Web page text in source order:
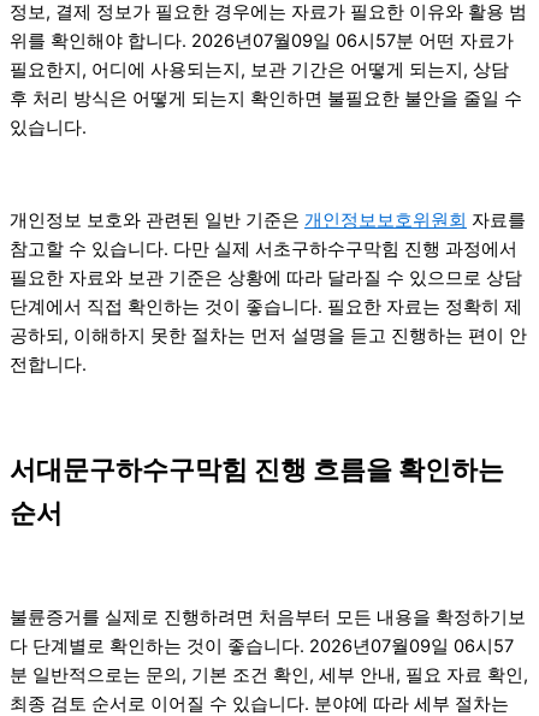
정보, 결제 정보가 필요한 경우에는 자료가 필요한 이유와 활용 범
위를 확인해야 합니다. 2026년07월09일 06시57분 어떤 자료가
필요한지, 어디에 사용되는지, 보관 기간은 어떻게 되는지, 상담
후 처리 방식은 어떻게 되는지 확인하면 불필요한 불안을 줄일 수
있습니다.
개인정보 보호와 관련된 일반 기준은 개인정보보호위원회 자료를
참고할 수 있습니다. 다만 실제 서초구하수구막힘 진행 과정에서
필요한 자료와 보관 기준은 상황에 따라 달라질 수 있으므로 상담
단계에서 직접 확인하는 것이 좋습니다. 필요한 자료는 정확히 제
공하되, 이해하지 못한 절차는 먼저 설명을 듣고 진행하는 편이 안
전합니다.
서대문구하수구막힘 진행 흐름을 확인하는
순서
불륜증거를 실제로 진행하려면 처음부터 모든 내용을 확정하기보
다 단계별로 확인하는 것이 좋습니다. 2026년07월09일 06시57
분 일반적으로는 문의, 기본 조건 확인, 세부 안내, 필요 자료 확인,
최종 검토 순서로 이어질 수 있습니다. 분야에 따라 세부 절차는